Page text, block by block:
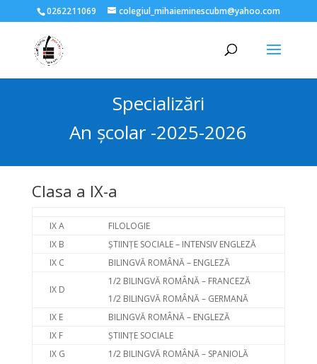
0262211069 colegiul_mihaieminescubm@yahoo.com
Specializări
An şcolar -2025-2026
Clasa a IX-a
IX A
FILOLOGIE
IX B
ȘTIINȚE SOCIALE – INTENSIV ENGLEZĂ
IX C
BILINGVĂ ROMÂNĂ – ENGLEZĂ
IX D
1/2 BILINGVĂ ROMÂNĂ – FRANCEZĂ
1/2 BILINGVĂ ROMÂNĂ – GERMANĂ
IX E
BILINGVĂ ROMÂNĂ – ENGLEZĂ
IX F
ȘTIINȚE SOCIALE
IX G
1/2 BILINGVĂ ROMÂNĂ – SPANIOLĂ